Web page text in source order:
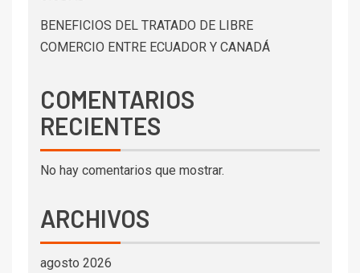
BENEFICIOS DEL TRATADO DE LIBRE
COMERCIO ENTRE ECUADOR Y CANADÁ
COMENTARIOS
RECIENTES
No hay comentarios que mostrar.
ARCHIVOS
agosto 2026